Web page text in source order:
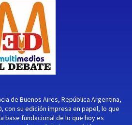
de Buenos Aires, República Argentina,
con su edición impresa en papel, lo que
base fundacional de lo que hoy es